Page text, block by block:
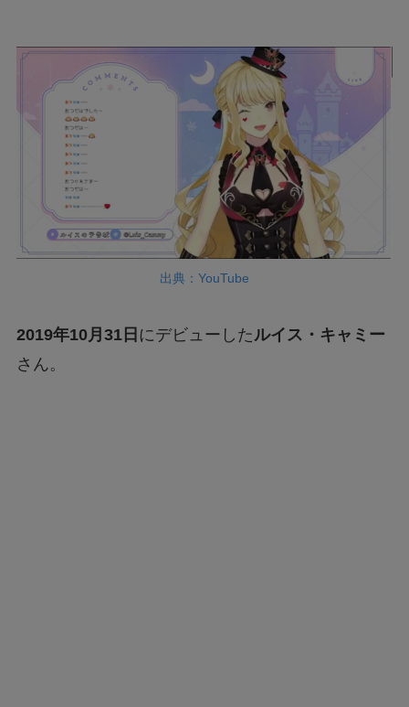
出典：YouTube
2019年10月31日 にデビューした ルイス・キャミー
さん。